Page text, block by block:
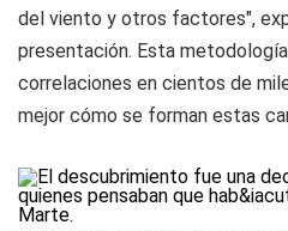
del viento y otros factores",
presentación. Esta
correlaciones en cientos de
mejor cómo se forman estas